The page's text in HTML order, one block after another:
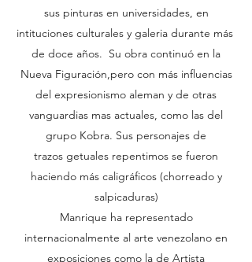
sus pinturas en universidades, en
intituciones culturales y galeria durante más
de doce años. Su obra continuó en la
Nueva Figuración,pero con más influencias
del expresionismo aleman y de otras
vanguardias mas actuales, como las del
grupo Kobra. Sus personajes de
trazos getuales repentimos se fueron
haciendo más caligráficos (chorreado y
salpicaduras)
Manrique ha representado
internacionalmente al arte venezolano en
exposiciones como la de Artista